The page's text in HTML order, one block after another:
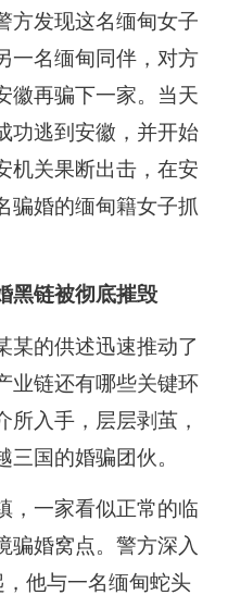
发现这名缅甸女子
一名缅甸同伴，对方
徽再骗下一家。当天
功逃到安徽，并开始
机关果断出击，在安
骗婚的缅甸籍女子抓
黑链被彻底摧毁
的供述迅速推动了
业链还有哪些关键环
所入手，层层剥茧，
国的婚骗团伙。
一家看似正常的临
骗婚窝点。警方深入
他与一名缅甸蛇头